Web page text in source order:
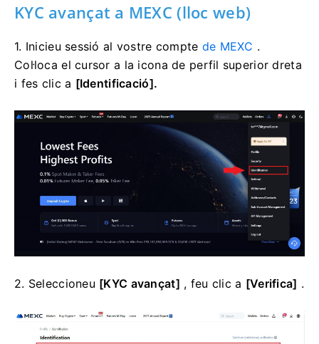
KYC avançat a MEXC (lloc web)
1. Inicieu sessió al vostre compte de MEXC .
Col·loca el cursor a la icona de perfil superior dreta
i fes clic a [Identificació].
2. Seleccioneu [KYC avançat] , feu clic a [Verifica] .